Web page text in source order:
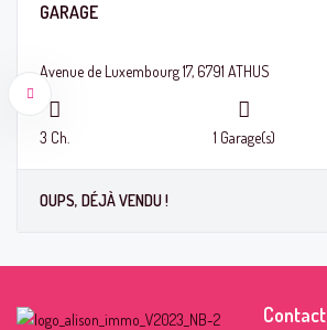
GARAGE
Avenue de Luxembourg 17, 6791 ATHUS
3 Ch. 1 Garage(s)
Contact